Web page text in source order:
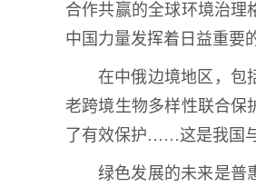
合作共赢的全球环境治理
中国力量发挥着日益重要
在中俄边境地区，包
老跨境生物多样性联合保
了有效保护……这是我国
绿色发展的未来是普